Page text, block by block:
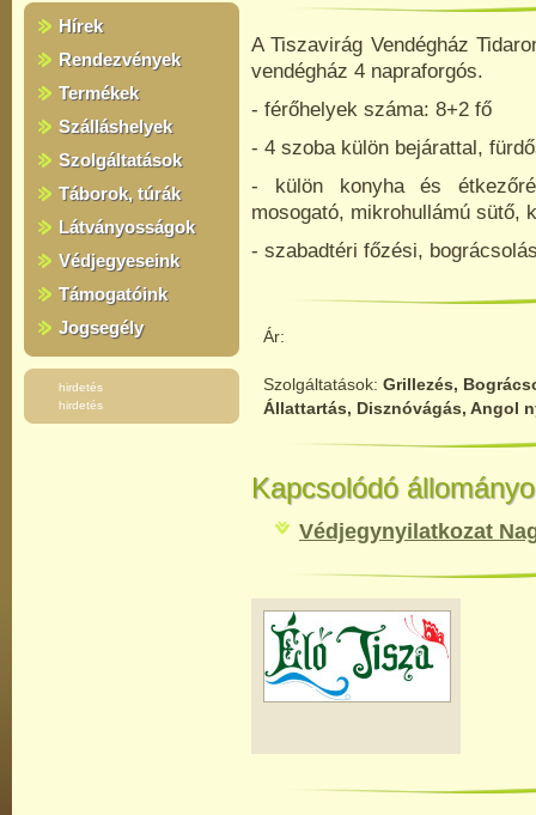
Hírek
Rendezvények
Termékek
Szálláshelyek
Szolgáltatások
Táborok, túrák
Látványosságok
Védjegyeseink
Támogatóink
Jogsegély
hirdetés
hirdetés
A Tiszavirág Vendégház
vendégház 4 napraforgós.
- férőhelyek száma: 8+2 fő
- 4 szoba külön bejárattal,
- külön konyha és
mosogató, mikrohullámú sütő,
- szabadtéri főzési,
Ár:
Szolgáltatások: Grillezés,
Állattartás, Disznóvágás, Angol
Kapcsolódó
Védjegynyilatkozat